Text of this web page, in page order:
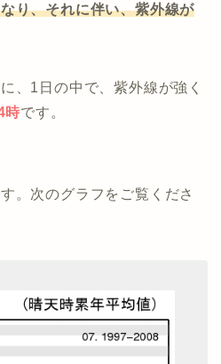
り、それに伴い、紫外線が
、1日の中で、紫外線が強く
時です。
。次のグラフをご覧くださ